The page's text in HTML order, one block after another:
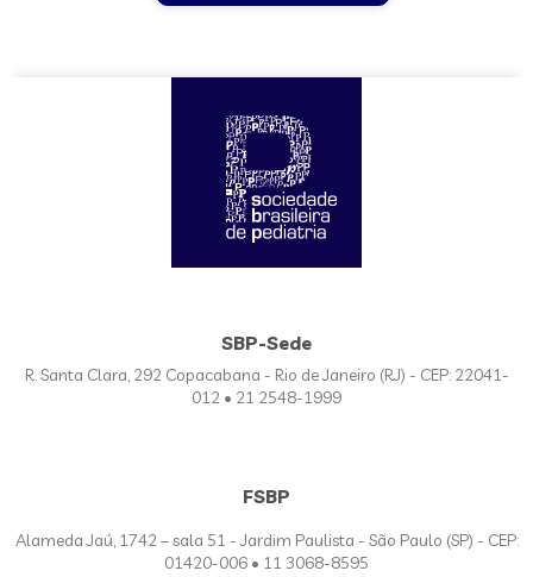
SBP-Sede
R. Santa Clara, 292 Copacabana - Rio de Janeiro (RJ) - CEP: 22041-
012 • 21 2548-1999
FSBP
Alameda Jaú, 1742 – sala 51 - Jardim Paulista - São Paulo (SP) - CEP:
01420-006 • 11 3068-8595